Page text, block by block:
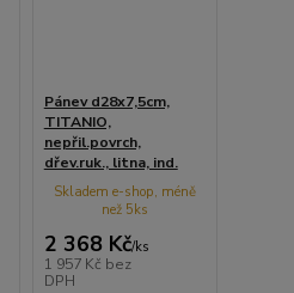
Pánev d28x7,5cm,
TITANIO,
nepřil.povrch,
dřev.ruk., litna, ind.
2 368 Kč/ks
1 957 Kč bez
DPH
Skladem e-shop, méně
než 5ks